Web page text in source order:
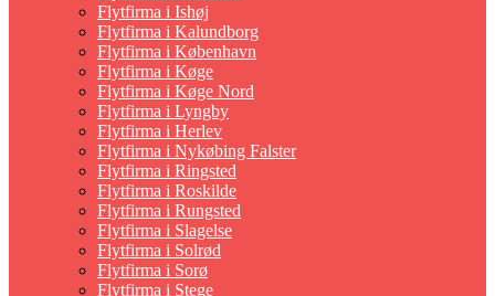
Flytfirma i Ishøj
Flytfirma i Kalundborg
Flytfirma i København
Flytfirma i Køge
Flytfirma i Køge Nord
Flytfirma i Lyngby
Flytfirma i Herlev
Flytfirma i Nykøbing Falster
Flytfirma i Ringsted
Flytfirma i Roskilde
Flytfirma i Rungsted
Flytfirma i Slagelse
Flytfirma i Solrød
Flytfirma i Sorø
Flytfirma i Stege